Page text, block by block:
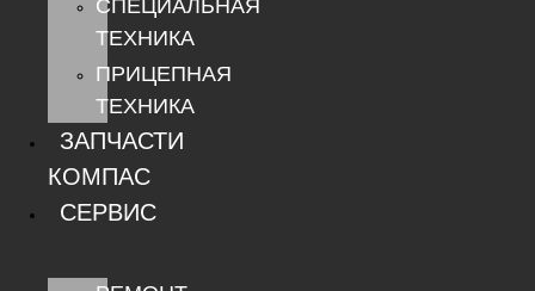
СПЕЦИАЛЬНАЯ
ТЕХНИКА
ПРИЦЕПНАЯ
ТЕХНИКА
ЗАПЧАСТИ
КОМПАС
СЕРВИС